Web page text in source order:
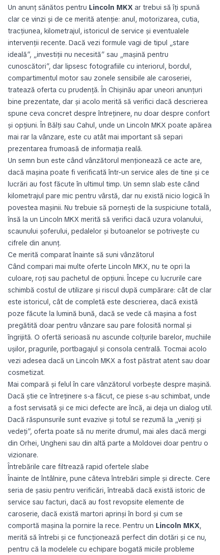
Un anunț sănătos pentru Lincoln MKX ar trebui să îți spună
clar ce vinzi și de ce merită atenție: anul, motorizarea, cutia,
tracțiunea, kilometrajul, istoricul de service și eventualele
intervenții recente. Dacă vezi formule vagi de tipul „stare
ideală”, „investiții nu necesită” sau „mașină pentru
cunoscători”, dar lipsesc fotografiile cu interiorul, bordul,
compartimentul motor sau zonele sensibile ale caroseriei,
tratează oferta cu prudență. În Chișinău apar uneori anunțuri
bine prezentate, dar și acolo merită să verifici dacă descrierea
spune ceva concret despre întreținere, nu doar despre confort
și opțiuni. În Bălți sau Cahul, unde un Lincoln MKX poate apărea
mai rar la vânzare, este cu atât mai important să separi
prezentarea frumoasă de informația reală.
Un semn bun este când vânzătorul menționează ce acte are,
dacă mașina poate fi verificată într-un service ales de tine și ce
lucrări au fost făcute în ultimul timp. Un semn slab este când
kilometrajul pare mic pentru vârstă, dar nu există nicio logică în
povestea mașinii. Nu trebuie să pornești de la suspiciune totală,
însă la un Lincoln MKX merită să verifici dacă uzura volanului,
scaunului șoferului, pedalelor și butoanelor se potrivește cu
cifrele din anunț.
Ce merită comparat înainte să suni vânzătorul
Când compari mai multe oferte Lincoln MKX, nu te opri la
culoare, roți sau pachetul de opțiuni. Începe cu lucrurile care
schimbă costul de utilizare și riscul după cumpărare: cât de clar
este istoricul, cât de completă este descrierea, dacă există
poze făcute la lumină bună, dacă se vede că mașina a fost
pregătită doar pentru vânzare sau pare folosită normal și
îngrijită. O ofertă serioasă nu ascunde colțurile barelor, muchiile
ușilor, pragurile, portbagajul și consola centrală. Tocmai acolo
vezi adesea dacă un Lincoln MKX a fost păstrat atent sau doar
cosmetizat.
Mai compară și felul în care vânzătorul vorbește despre mașină.
Dacă știe ce întreținere s-a făcut, ce piese s-au schimbat, unde
a fost servisată și ce mici defecte are încă, ai deja un dialog util.
Dacă răspunsurile sunt evazive și totul se rezumă la „veniți și
vedeți”, oferta poate să nu merite drumul, mai ales dacă mergi
din Orhei, Ungheni sau din altă parte a Moldovei doar pentru o
vizionare.
Întrebările care filtrează rapid ofertele slabe
Înainte de întâlnire, pune câteva întrebări simple și directe. Cere
seria de șasiu pentru verificări, întreabă dacă există istoric de
service sau facturi, dacă au fost revopsite elemente de
caroserie, dacă există martori aprinși în bord și cum se
comportă mașina la pornire la rece. Pentru un Lincoln MKX,
merită să întrebi și ce funcționează perfect din dotări și ce nu,
pentru că la modelele cu echipare bogată micile probleme